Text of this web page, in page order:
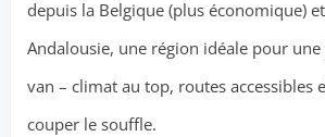
depuis la Belgique (plus économique)
Andalousie, une région idéale pour
van – climat au top, routes accessibles
couper le souffle.